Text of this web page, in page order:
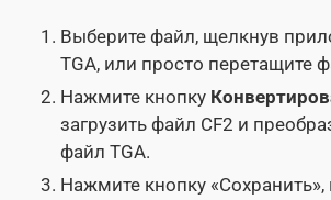
Выберите файл, щелкнув
TGA, или просто перетащите
Нажмите кнопку
загрузить файл CF2 и
файл TGA.
Нажмите кнопку «Сохранить»,